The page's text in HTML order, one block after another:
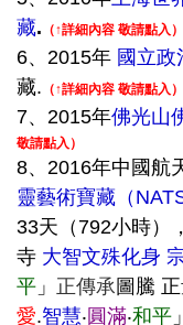
藏. （↑詳細內容 敬請點入）
6、2015年 國立政
藏. （↑詳細內容 敬請點入）
7、 2015年佛光山
敬請點入）
8、2016年中國航
靈藝術寶藏（
33天（792小時）
寺 大智文殊化身
平 」 正傳承圖騰
愛.智慧‧圓滿‧和平